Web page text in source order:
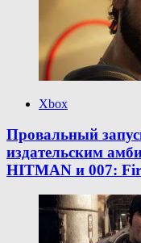
Xbox
Провальный
издательским
HITMAN и 007: